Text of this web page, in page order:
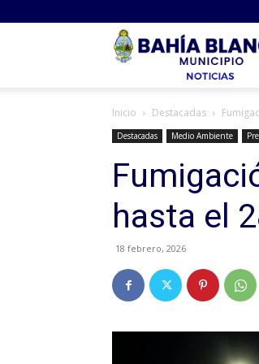
Inicio Destacadas
Destacadas Medio Ambiente
hasta el
18 febrero, 2026